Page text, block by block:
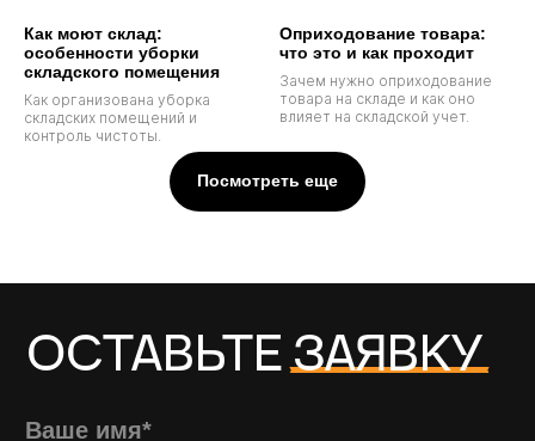
Как моют склад:
особенности уборки
складского помещения
Как организована уборка
складских помещений и
контроль чистоты.
Оприходование товара:
что это и как проходит
Зачем нужно оприходование
товара на складе и как оно
влияет на складской учет.
Посмотреть еще